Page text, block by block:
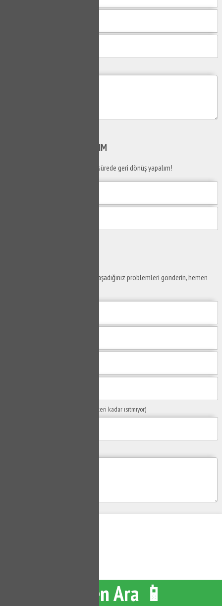
ARAYALIM
Telefon numaranızı bırakın en kısa sürede geri dönüş yapalım!
Yaşam alanlarınız ve ofislerinizde yaşadığınız problemleri gönderin, hemen
(Örn: Kombim yeteri kadar ısıtmıyor)
Hemen Ara 📱